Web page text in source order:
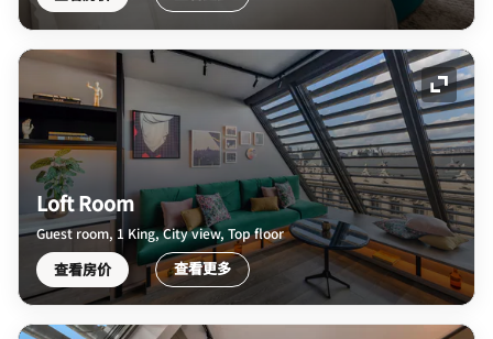
展开
Loft Room
Guest room, 1 King, City view, Top floor
查看房价 查看更多